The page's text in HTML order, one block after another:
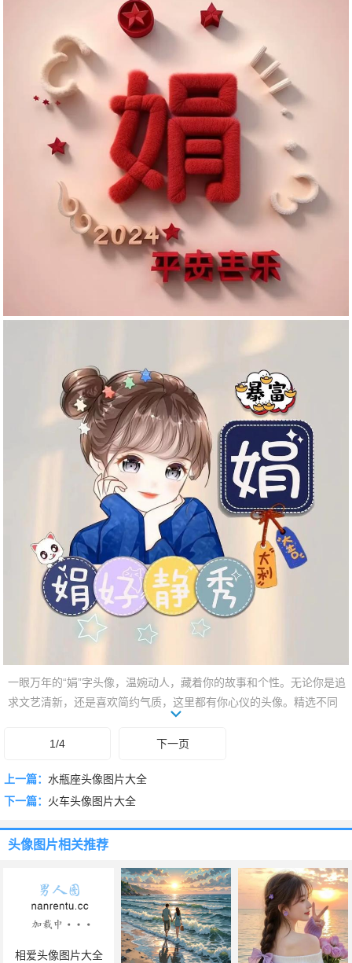
一眼万年的“娟”字头像，温婉动人，藏着你的故事和个性。无论你是追
求文艺清新，还是喜欢简约气质，这里都有你心仪的头像。精选不同
风格的娟字图片，或笔锋隽秀，或设计感十足，让你的头像在茫茫人
海中脱颖而出。快来挑选一款，用专属“娟”字，展现你的独特魅力，开
1/4 下一页
上一篇： 水瓶座头像图片大全
下一篇： 火车头像图片大全
头像图片相关推荐
相爱头像图片大全